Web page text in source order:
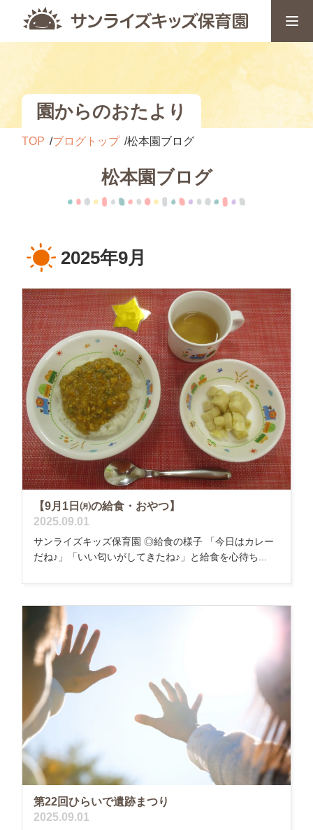
園からのおたより
TOP ブログトップ 松本園ブログ
松本園ブログ
2025年9月
【9月1日㈪の給食・おやつ】
2025.09.01
サンライズキッズ保育園 ◎給食の様子 「今日はカレー
だね♪」「いい匂いがしてきたね♪」と給食を心待ち...
第22回ひらいで遺跡まつり
2025.09.01